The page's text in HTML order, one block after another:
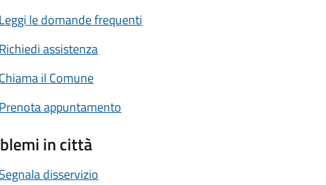
le domande frequenti
assistenza
il Comune
appuntamento
in città
disservizio